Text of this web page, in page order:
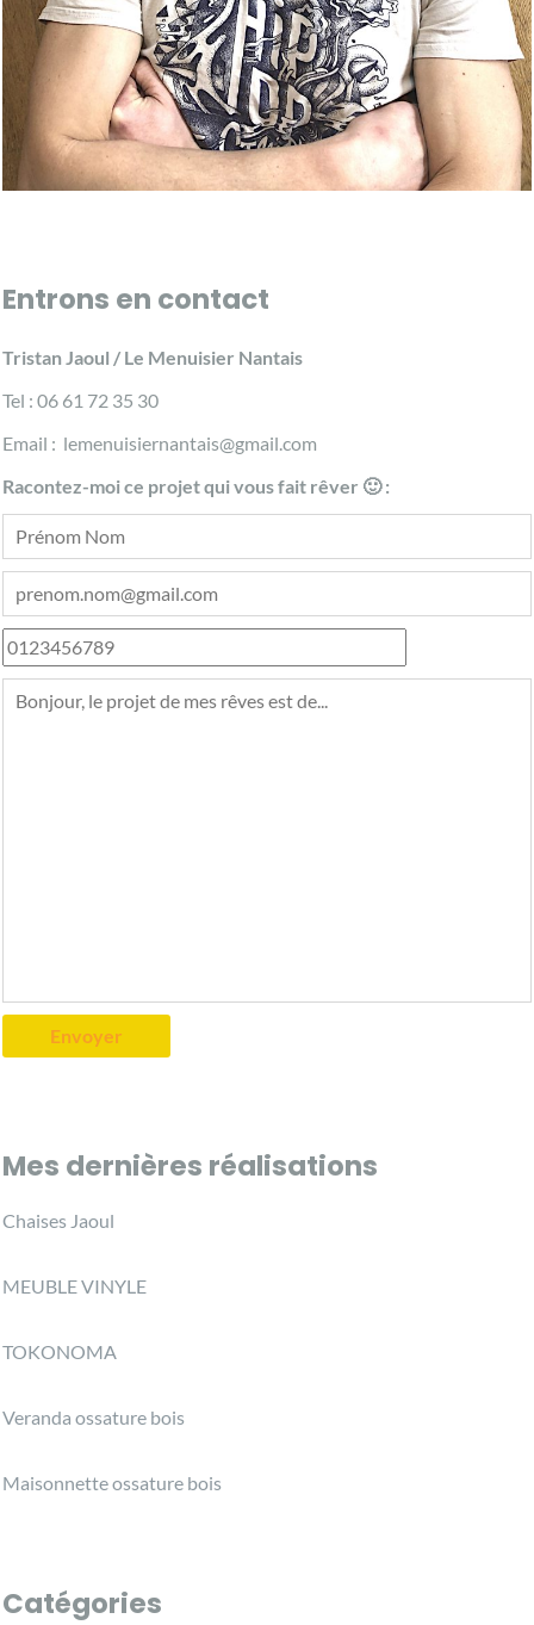
Entrons en contact
Tristan Jaoul / Le Menuisier Nantais
Tel : 06 61 72 35 30
Email : lemenuisiernantais@gmail.com
Racontez-moi ce projet qui vous fait rêver 🙂 :
Mes dernières réalisations
Chaises Jaoul
MEUBLE VINYLE
TOKONOMA
Veranda ossature bois
Maisonnette ossature bois
Catégories